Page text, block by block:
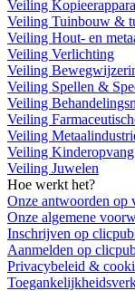
Veiling
Veiling Tuinbouw &
Veiling Hout- en
Veiling Verlichting
Veiling
Veiling Spellen &
Veiling
Veiling
Veiling
Veiling
Veiling Juwelen
Hoe werkt het?
Onze antwoorden op
Onze algemene
Inschrijven op
Aanmelden op
Privacybeleid &